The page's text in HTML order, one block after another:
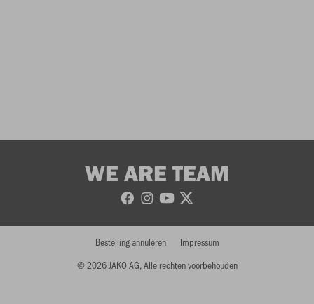
WE ARE TEAM
© 2026 JAKO AG, Alle rechten voorbehouden
Bestelling annuleren Impressum